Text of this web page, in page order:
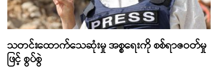
သတင်းထောက်သေဆုံးမှု အစ္စရေးကို စစ်ရာဇဝတ်မှု
ဖြင့် စွပ်စွဲ